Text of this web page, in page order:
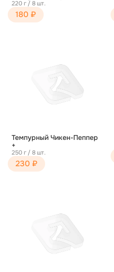
220 г / 8 шт.
180 ₽
Темпурный Чикен-Пеппер
+
250 г / 8 шт.
230 ₽